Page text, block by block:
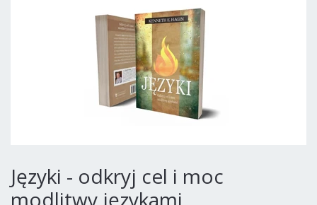
Języki - odkryj cel i moc
modlitwy językami